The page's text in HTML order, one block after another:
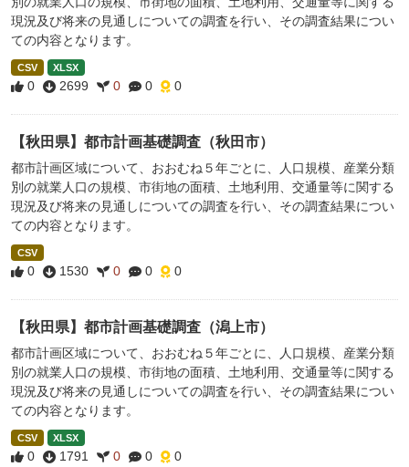
現況及び将来の見通しについての調査を行い、その調査結果につい
ての内容となります。
CSV XLSX
0 2699 0 0 0
【秋田県】都市計画基礎調査（秋田市）
都市計画区域について、おおむね５年ごとに、人口規模、産業分類
別の就業人口の規模、市街地の面積、土地利用、交通量等に関する
現況及び将来の見通しについての調査を行い、その調査結果につい
ての内容となります。
CSV
0 1530 0 0 0
【秋田県】都市計画基礎調査（潟上市）
都市計画区域について、おおむね５年ごとに、人口規模、産業分類
別の就業人口の規模、市街地の面積、土地利用、交通量等に関する
現況及び将来の見通しについての調査を行い、その調査結果につい
ての内容となります。
CSV XLSX
0 1791 0 0 0